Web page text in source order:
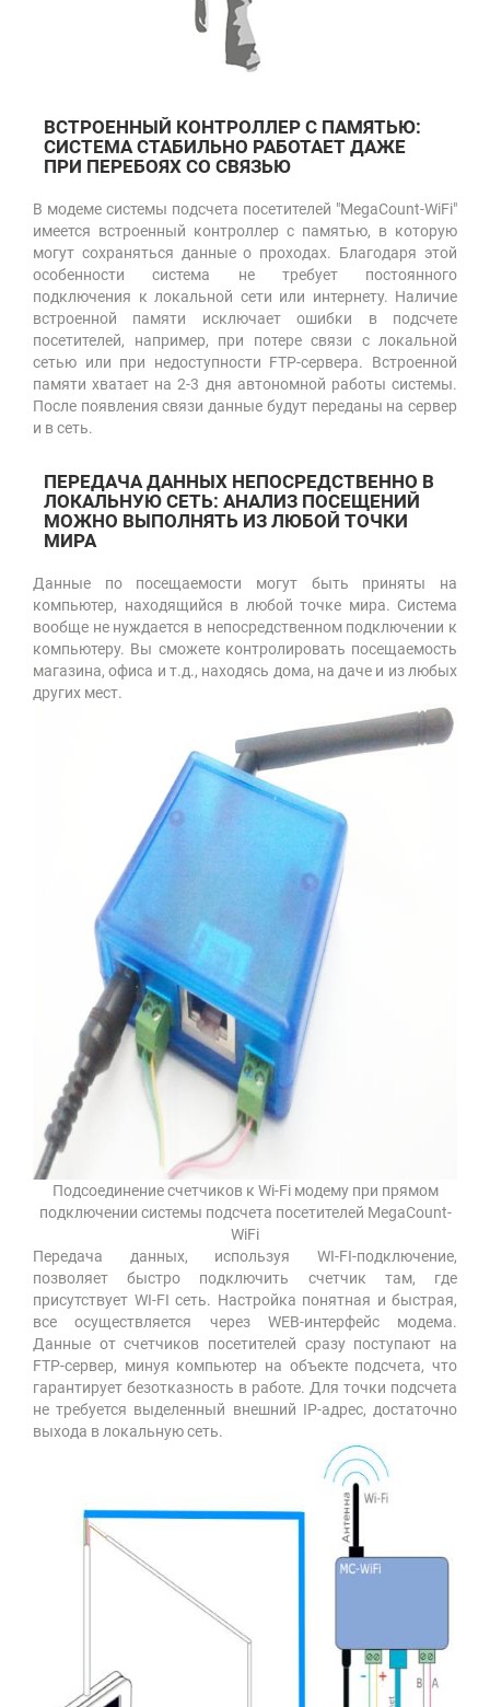
ВСТРОЕННЫЙ КОНТРОЛЛЕР С ПАМЯТЬЮ:
СИСТЕМА СТАБИЛЬНО РАБОТАЕТ ДАЖЕ
ПРИ ПЕРЕБОЯХ СО СВЯЗЬЮ
В модеме системы подсчета посетителей "MegaCount-WiFi"
имеется встроенный контроллер с памятью, в которую
могут сохраняться данные о проходах. Благодаря этой
особенности система не требует постоянного
подключения к локальной сети или интернету. Наличие
встроенной памяти исключает ошибки в подсчете
посетителей, например, при потере связи с локальной
сетью или при недоступности FTP-сервера. Встроенной
памяти хватает на 2-3 дня автономной работы системы.
После появления связи данные будут переданы на сервер
и в сеть.
ПЕРЕДАЧА ДАННЫХ НЕПОСРЕДСТВЕННО В
ЛОКАЛЬНУЮ СЕТЬ: АНАЛИЗ ПОСЕЩЕНИЙ
МОЖНО ВЫПОЛНЯТЬ ИЗ ЛЮБОЙ ТОЧКИ
МИРА
Данные по посещаемости могут быть приняты на
компьютер, находящийся в любой точке мира. Система
вообще не нуждается в непосредственном подключении к
компьютеру. Вы сможете контролировать посещаемость
магазина, офиса и т.д., находясь дома, на даче и из любых
других мест.
Подсоединение счетчиков к Wi-Fi модему при прямом
подключении системы подсчета посетителей MegaCount-
WiFi
Передача данных, используя WI-FI-подключение,
позволяет быстро подключить счетчик там, где
присутствует WI-FI сеть. Настройка понятная и быстрая,
все осуществляется через WEB-интерфейс модема.
Данные от счетчиков посетителей сразу поступают на
FTP-сервер, минуя компьютер на объекте подсчета, что
гарантирует безотказность в работе. Для точки подсчета
не требуется выделенный внешний IP-адрес, достаточно
выхода в локальную сеть.